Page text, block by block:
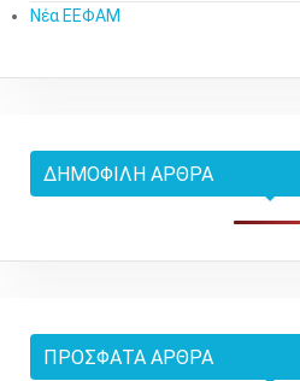
Νέα ΕΕΦΑΜ
ΔΗΜΟΦΙΛΉ ΆΡΘΡΑ
ΠΡΌΣΦΑΤΑ ΆΡΘΡΑ